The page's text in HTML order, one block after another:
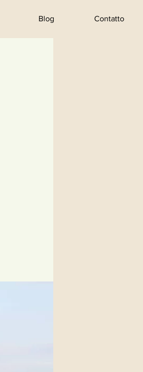
Blog Contatto